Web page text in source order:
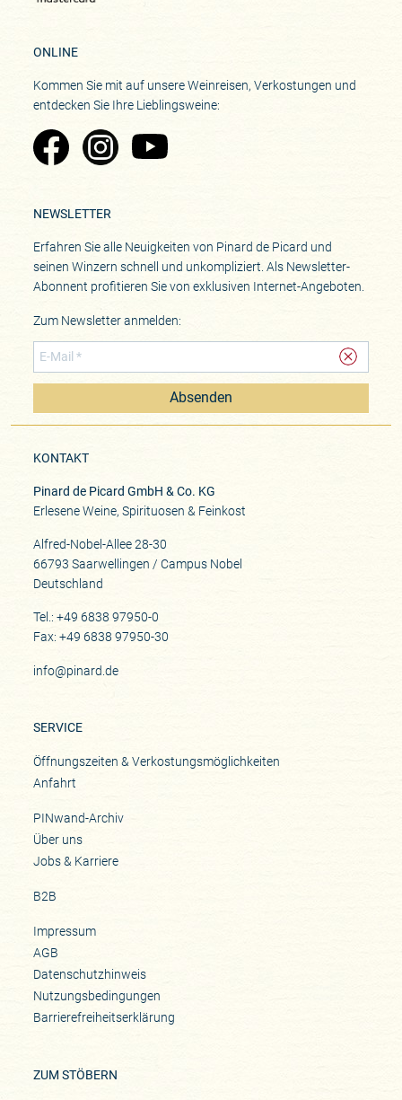
ONLINE
Kommen Sie mit auf unsere Weinreisen, Verkostungen und
entdecken Sie Ihre Lieblingsweine:
Zu Pinard's Facebook-Seite
Zu Pinard's Instagram-Seite
Zu Pinard's YouTube-Seite
NEWSLETTER
Erfahren Sie alle Neuigkeiten von Pinard de Picard und
seinen Winzern schnell und unkompliziert. Als Newsletter-
Abonnent profitieren Sie von exklusiven Internet-Angeboten.
Zum Newsletter anmelden:
Absenden
KONTAKT
Pinard de Picard GmbH & Co. KG
Erlesene Weine, Spirituosen & Feinkost
Alfred-Nobel-Allee 28-30
66793 Saarwellingen / Campus Nobel
Deutschland
Tel.: +49 6838 97950-0
Fax: +49 6838 97950-30
info@pinard.de
SERVICE
Öffnungszeiten & Verkostungsmöglichkeiten
Anfahrt
PINwand-Archiv
Über uns
Jobs & Karriere
B2B
Impressum
AGB
Datenschutzhinweis
Nutzungsbedingungen
Barrierefreiheitserklärung
ZUM STÖBERN